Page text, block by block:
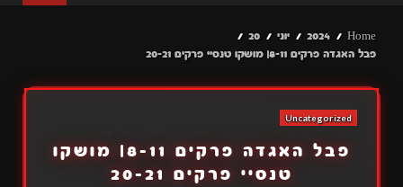
Home
2024 יוני
20
פבל האגדה פרקים 8-11| מושקו טנסיי פרקים 20-21
Uncategorized
פבל האגדה פרקים 8-11| מושקו
טנסיי פרקים 20-21